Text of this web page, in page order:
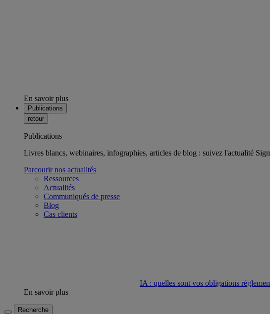
En savoir plus
Publications
retour
Publications
Livres blancs, webinaires, infographies, articles de blog : suivez l'actualité
Parcourir nos actualités
Ressources
Actualités
Communiqués de presse
Blog
Cas clients
IA : quelles sont vos obligations
En savoir plus
Recherche